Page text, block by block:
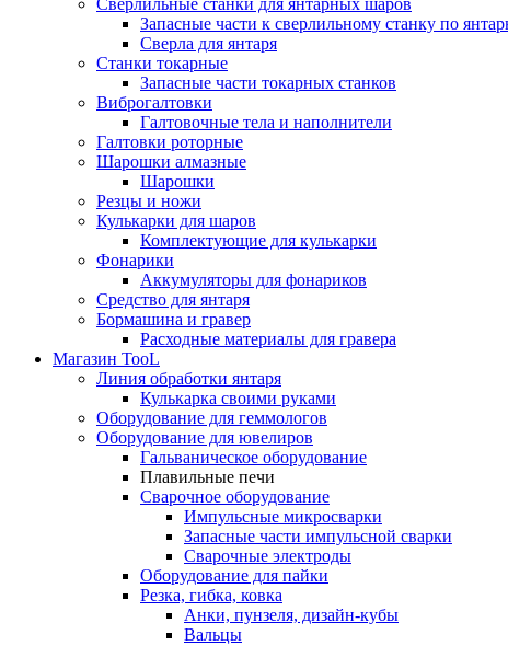
Запасные части к сверлильному станку по
Сверла для янтаря
Станки токарные
Запасные части токарных станков
Виброгалтовки
Галтовочные тела и наполнители
Галтовки роторные
Шарошки алмазные
Шарошки
Резцы и ножи
Кулькарки для шаров
Комплектующие для кулькарки
Фонарики
Аккумуляторы для фонариков
Средство для янтаря
Бормашина и гравер
Расходные материалы для гравера
Магазин TooL
Линия обработки янтаря
Кулькарка своими руками
Оборудование для геммологов
Оборудование для ювелиров
Гальваническое оборудование
Плавильные печи
Сварочное оборудование
Импульсные микросварки
Запасные части импульсной сварки
Сварочные электроды
Оборудование для пайки
Резка, гибка, ковка
Анки, пунзеля, дизайн-кубы
Вальцы